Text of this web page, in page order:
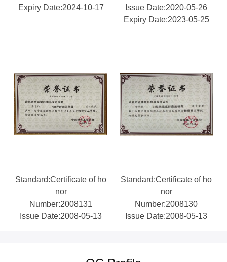
Expiry Date:2024-10-17
Issue Date:2020-05-26
Expiry Date:2023-05-25
Standard:Certificate of ho
nor
Number:2008131
Issue Date:2008-05-13
Standard:Certificate of ho
nor
Number:2008130
Issue Date:2008-05-13